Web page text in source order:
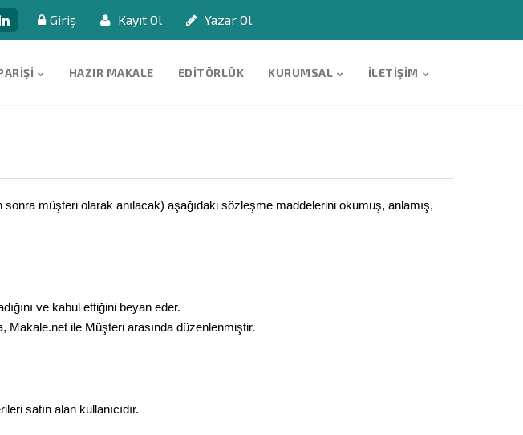
Giriş Kayıt Ol Yazar Ol
HAZIR MAKALE EDITÖRLÜK KURUMSAL İLETIŞIM
müşteri olarak anılacak) aşağıdaki sözleşme maddelerini okumuş, anlamış,
ve kabul ettiğini beyan eder.
Makale.net ile Müşteri arasında düzenlenmiştir.
satın alan kullanıcıdır.